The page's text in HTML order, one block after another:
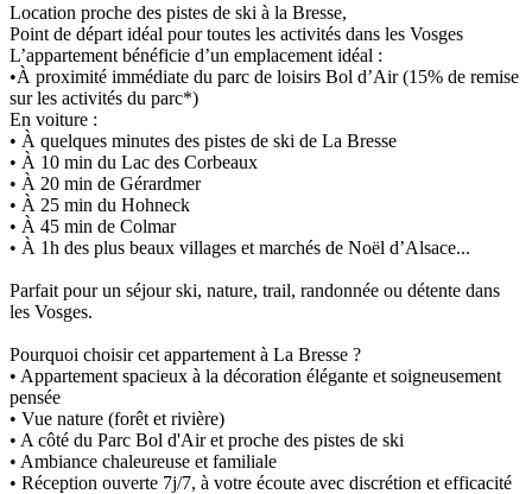
Location proche des pistes de ski à la Bresse,
Point de départ idéal pour toutes les activités dans les Vosges
L’appartement bénéficie d’un emplacement idéal :
•À proximité immédiate du parc de loisirs Bol d’Air(15% de remise
sur les activités du parc*)
En voiture :
• À quelques minutes des pistes de ski de La Bresse
• À 10 min du Lac des Corbeaux
• À 20 min de Gérardmer
• À 25 min du Hohneck
• À 45 min de Colmar
• À 1h des plus beaux villages et marchés de Noël d’Alsace...
Parfait pour un séjour ski, nature, trail, randonnée ou détente dans
les Vosges.
Pourquoi choisir cet appartement à La Bresse ?
• Appartement spacieux à la décoration élégante et soigneusement
pensée
• Vue nature (forêt et rivière)
• A côté du Parc Bol d'Air et proche des pistes de ski
• Ambiance chaleureuse et familiale
• Réception ouverte 7j/7, à votre écoute avec discrétion et efficacité